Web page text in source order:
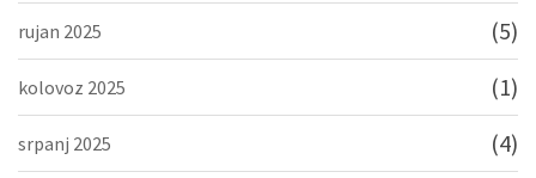
rujan 2025 (5)
kolovoz 2025 (1)
srpanj 2025 (4)